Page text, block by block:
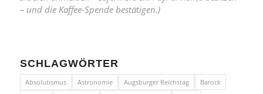
– und die Kaffee-Spende bestätigen.)
SCHLAGWÖRTER
Absolutismus Astronomie Augsburger Reichstag
Barock